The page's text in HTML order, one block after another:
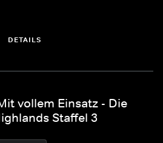
DETAILS
vollem Einsatz - Die
Staffel 3